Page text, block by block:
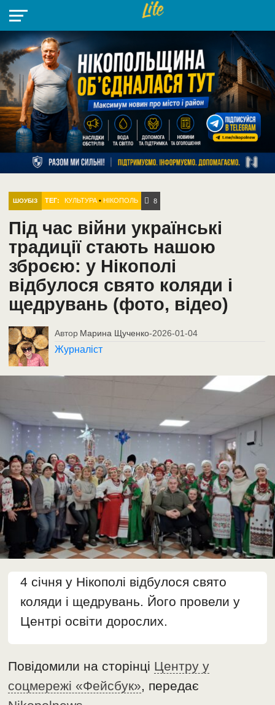
НІКОПОЛЬ
РАЙОН
СІЧЕСЛАВСЬКА
УКРАЇНА
РЕТРО
НІКОПОЛЬ
ЛАЙТ
УКРАЇНА
ДОПОМОГА
РАДІО
ШОУБІЗ ТЕГ: КУЛЬТУРА• НІКОПОЛЬ 8
Під час війни українські
традиції стають нашою
зброєю: у Нікополі
відбулося свято коляди і
щедрувань (фото, відео)
Автор Марина Щученко-2026-01-04
Журналіст
4 січня у Нікополі відбулося свято
коляди і щедрувань. Його провели у
Центрі освіти дорослих.
Повідомили на сторінці Центру у
соцмережі «Фейсбук», передає